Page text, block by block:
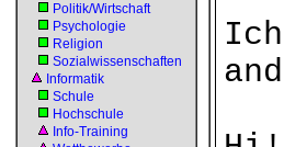
Politik/Wirtschaft
Psychologie
Religion
Sozialwissenschaften
Informatik
Schule
Hochschule
Info-Training